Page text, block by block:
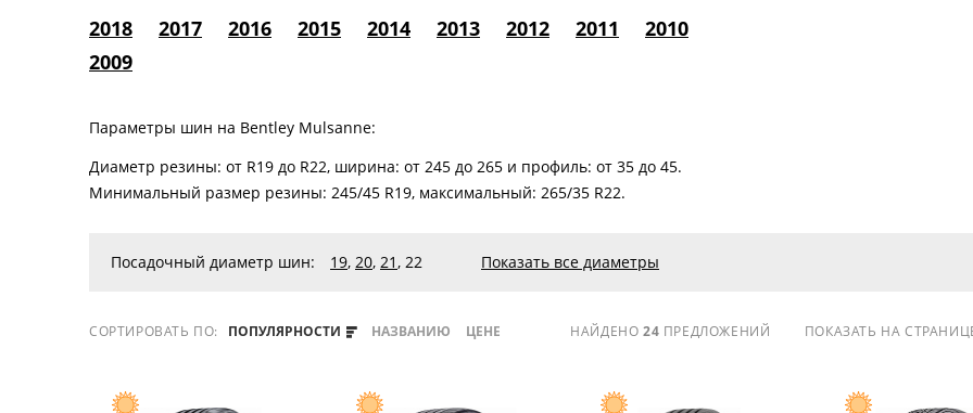
2018 2017 2016 2015 2014 2013 2012 2011
2010
2009
Параметры шин на Bentley Mulsanne:
Диаметр резины: от R19 до R22, ширина: от 245 до 265 и профиль: от 35 до 45.
Минимальный размер резины: 245/45 R19, максимальный: 265/35 R22.
Посадочный диаметр шин: 19, 20, 21, 22 Показать все диаметры
СОРТИРОВАТЬ ПО: ПОПУЛЯРНОСТИ НАЗВАНИЮ ЦЕНЕ НАЙДЕНО 24 ПРЕДЛОЖЕНИЙ ПОКАЗАТЬ НА